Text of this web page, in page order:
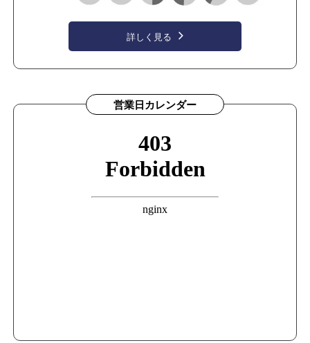
詳しく見る
営業日カレンダー